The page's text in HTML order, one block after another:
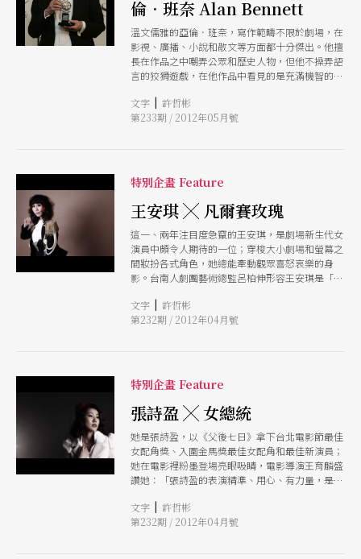
倫．班奈 Alan Bennett
溫文儒雅的亞倫．班奈，寫作範疇不限於劇場，在
影視、廣播、小說和散文等方面都十分傑出。他擅
長在作品之中嘲弄公眾和歷史人物，但他不操弄語
言的狡猾遊戲，在他作品中看見的是充滿機智的靈
的英式幽默並非那種尖銳批判、機智辛辣型的冷笑
話，而是比較敦厚平實、自我解嘲的路線，他筆下
文字 | 許哲彬
第233期 / 2012年05月號
特別企畫 Feature
王安琪 ╳ 凡爾賽玫瑰
這一、兩年注目度急竄的王安琪，是劇場新生代女
演員中頗令人期待的一位；穿梭大小劇場和螢幕之
間妝扮各式角色，她總能牽動觀眾喜怒哀樂的身
影。台南人劇團藝術總監呂柏伸形容王安琪是「集
上令人驚豔的彈性與魅力！近期劇場界的話題作品
《台北爸爸．紐約媽媽》中，王安琪演出陳俊志的
開電視被卡通《凡爾賽玫瑰》裡的歐絲嘉
（Oscar）所吸引，著迷於她和一般女孩截然不同
的特質。王安琪本身也和她聽起來鈴鐺可愛的名字
不一樣，她一點都不柔弱嬌巧，也不想成為一個玻
璃娃娃；尤其在如此艱辛的劇場環境中奮鬥，她非
常明白假使自己不願妥協，那就必須用堅強來磨鍊
眼光。因此，她保持虛心與認真，用堅定又平靜的
心在接踵而來的演出機會裡衝刺鍛鍊、披荊斬棘，
文字 | 許哲彬
第232期 / 2012年04月號
特別企畫 Feature
張詩盈 ╳ 女總統
她是張詩盈，以《父後七日》拿下台北電影節最佳
女配角獎、入圍金馬獎最佳女配角和最佳新演員；
她在電影裡粉墨登場亮眼吸睛，電影導演王育麟盛
讚她：「張詩盈的表演精準、用心、有力量，是個
在劇場裡搞笑深情性感可愛無所不行，連劇場頑童
王嘉明都驚呼：「小心！！不要以為你可以抓住
文字 | 許哲彬
第232期 / 2012年04月號